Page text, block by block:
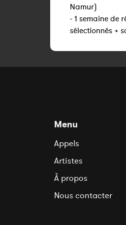
Namur)
- 1 semaine de
sélectionnés +
Menu
Appels
Artistes
À propos
Nous contacter